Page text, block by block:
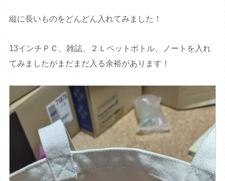
縦に長いものをどんどん入れてみました！
13インチＰＣ、雑誌、２Ｌペットボトル、ノートを入れ
てみましたがまだまだ入る余裕があります！